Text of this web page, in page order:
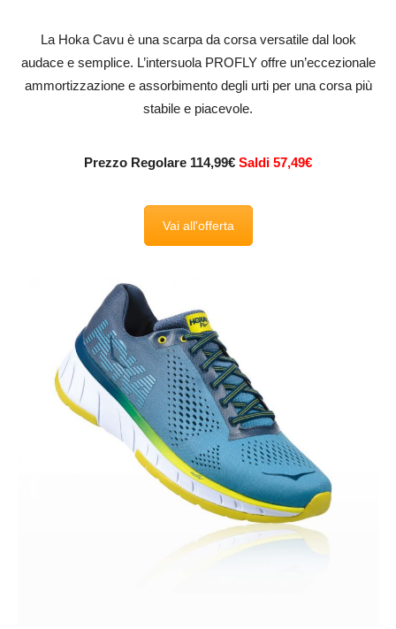
La Hoka Cavu è una scarpa da corsa versatile dal look
audace e semplice. L’intersuola PROFLY offre un’eccezionale
ammortizzazione e assorbimento degli urti per una corsa più
stabile e piacevole.
Prezzo Regolare 114,99€ Saldi 57,49€
Vai all'offerta